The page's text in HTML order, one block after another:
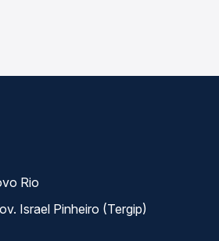
Rio
Israel Pinheiro (Tergip)